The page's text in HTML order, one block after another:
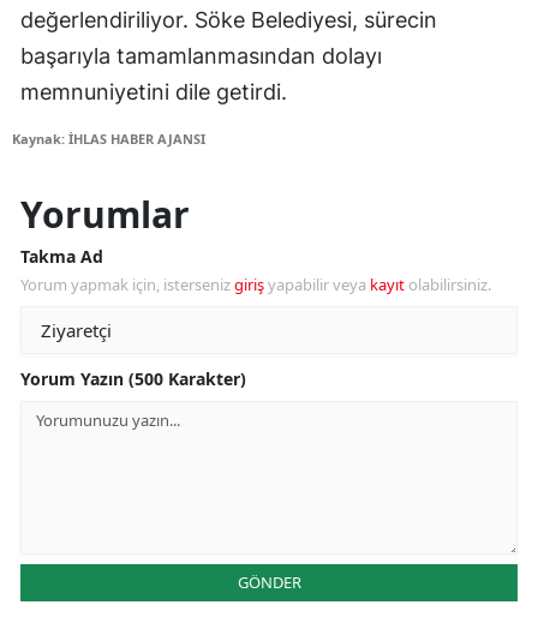
değerlendiriliyor. Söke Belediyesi, sürecin
başarıyla tamamlanmasından dolayı
memnuniyetini dile getirdi.
Kaynak: İHLAS HABER AJANSI
Yorumlar
Takma Ad
Yorum yapmak için, istersenizgirişyapabilir veya kayıt olabilirsiniz.
Yorum Yazın (500 Karakter)
GÖNDER